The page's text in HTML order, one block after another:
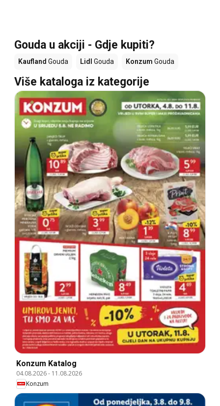
Gouda u akciji - Gdje kupiti?
Kaufland Gouda Lidl Gouda Konzum Gouda
Više kataloga iz kategorije
Konzum Katalog
04.08.2026- 11.08.2026
Konzum